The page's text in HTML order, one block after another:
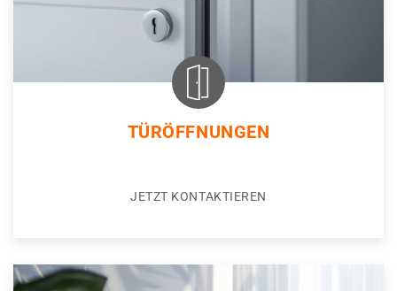
TÜRÖFFNUNGEN
JETZT KONTAKTIEREN